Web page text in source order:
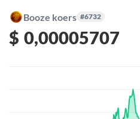
Booze koers #6732
$ 0,00005707